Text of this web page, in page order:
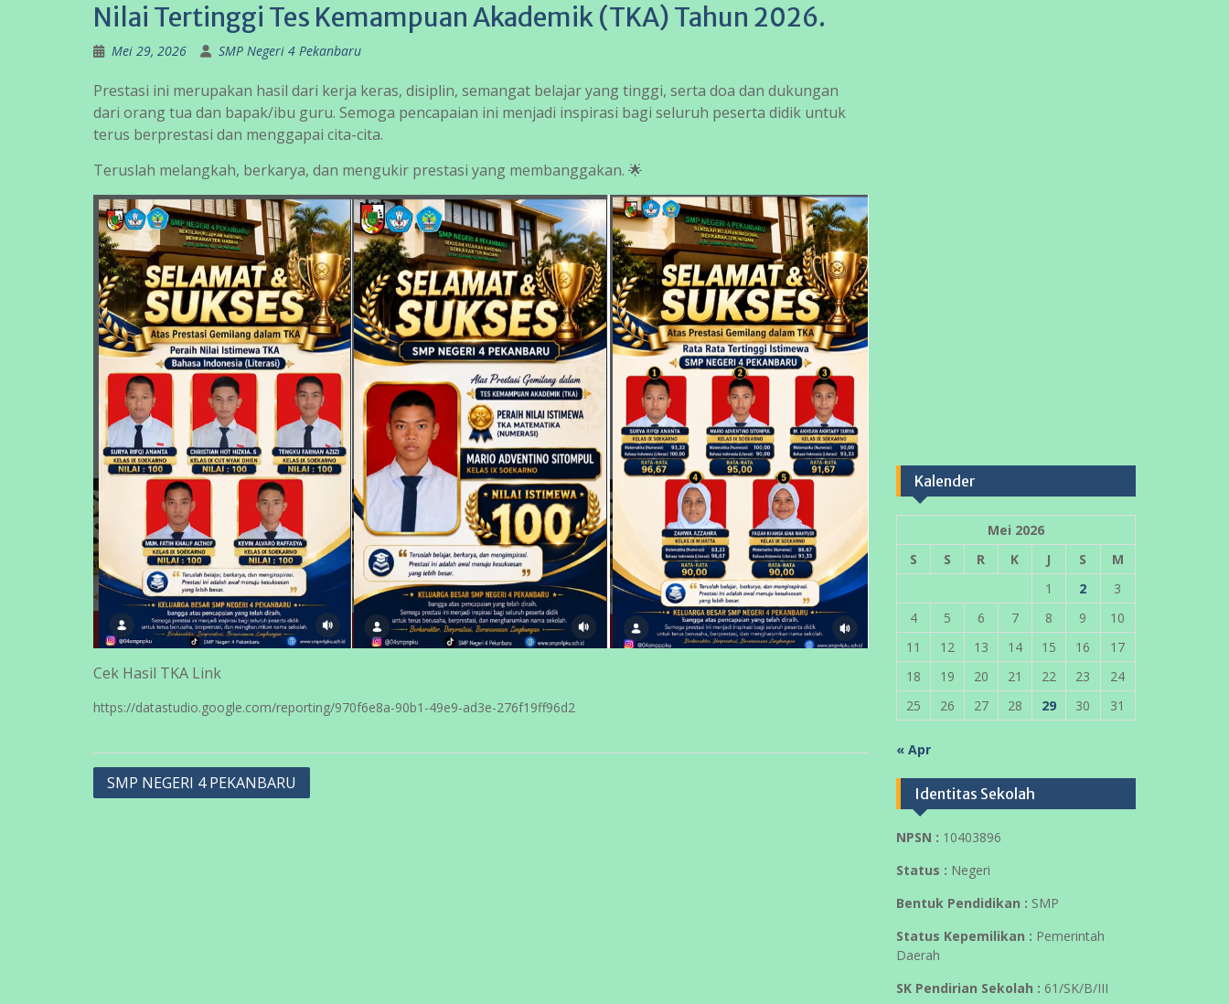
Nilai Tertinggi Tes Kemampuan Akademik (TKA) Tahun 2026.
Mei 29, 2026 SMP Negeri 4 Pekanbaru
Prestasi ini merupakan hasil dari kerja keras, disiplin, semangat belajar yang tinggi, serta doa dan dukungan
dari orang tua dan bapak/ibu guru. Semoga pencapaian ini menjadi inspirasi bagi seluruh peserta didik untuk
terus berprestasi dan menggapai cita-cita.
Teruslah melangkah, berkarya, dan mengukir prestasi yang membanggakan. 🌟
Cek Hasil TKA Link
https://datastudio.google.com/reporting/970f6e8a-90b1-49e9-ad3e-276f19ff96d2
Navigasi
SMP NEGERI 4 PEKANBARU
Kalender
Mei 2026
S
S R K J S
M
1
2
3
4
5 6 7 8 9
10
11
12 13 14 15 16
17
18
19 20 21 22 23
24
25
26 27 28 29 30 31
« Apr
Identitas Sekolah
NPSN : 10403896
Status : Negeri
Bentuk Pendidikan : SMP
Status Kepemilikan : Pemerintah
Daerah
SK Pendirian Sekolah : 61/SK/B/III